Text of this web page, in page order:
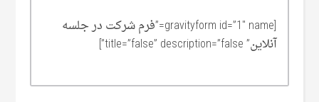
[gravityform id=”1″ name=”فرم شرکت در جلسه
آنلاین” title=”false” description=”false”]